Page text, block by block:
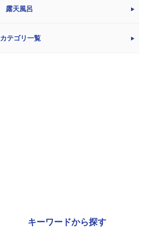
露天風呂
カテゴリ一覧
キーワードから探す